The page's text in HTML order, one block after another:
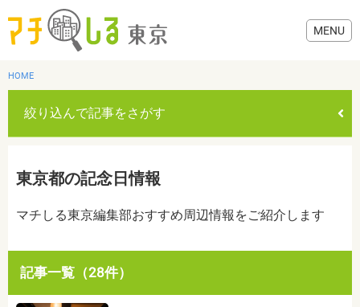
HOME
絞り込んで記事をさがす
東京都の記念日情報
マチしる東京編集部おすすめ周辺情報をご紹介します
記事一覧（28件）